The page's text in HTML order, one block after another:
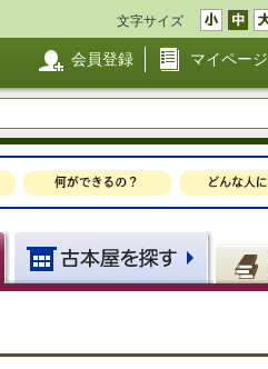
文字サイズ
会員登録 マイページ